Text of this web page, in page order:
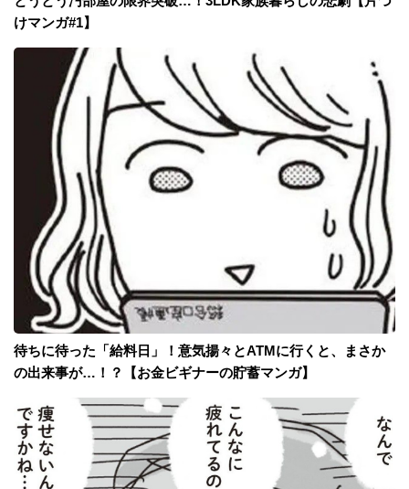
けマンガ#1】
待ちに待った「給料日」！意気揚々とATMに行くと、まさか
の出来事が…！？【お金ビギナーの貯蓄マンガ】